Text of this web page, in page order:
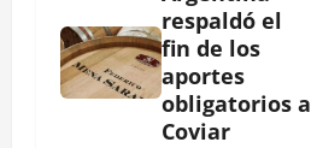
respaldó el
fin de los
aportes
obligatorios a
Coviar